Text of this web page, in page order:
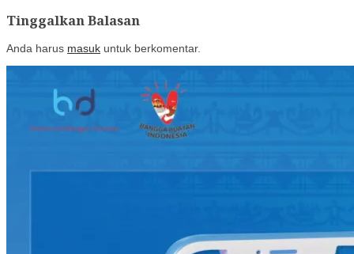
Tinggalkan Balasan
Anda harus masuk untuk berkomentar.